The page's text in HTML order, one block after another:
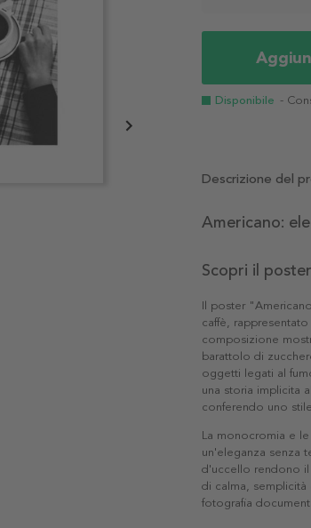
Disponibile -
Descrizione del
Americano:
Scopri il
Il poster
caffè,
composizione
barattolo di
oggetti legati al
una storia implicita
conferendo uno
La monocromia e
un'eleganza senza
d'uccello rendono il
di calma,
fotografia